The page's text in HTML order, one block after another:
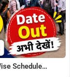
Schedule…